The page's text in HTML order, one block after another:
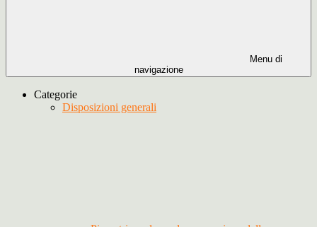
Menu di
navigazione
Categorie
Disposizioni generali